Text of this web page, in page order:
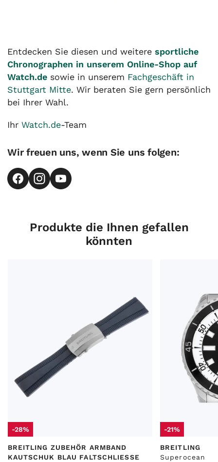
Entdecken Sie diesen und weitere sportliche
Chronographen in unserem Online-Shop auf
Watch.de sowie in unserem Fachgeschäft in
Stuttgart Mitte. Wir beraten Sie gern persönlich
bei Ihrer Wahl.
Ihr Watch.de-Team
Wir freuen uns, wenn Sie uns folgen:
Produkte die Ihnen gefallen
könnten
-28%
BREITLING ZUBEHÖR ARMBAND
KAUTSCHUK BLAU FALTSCHLIESSE
-21%
BREITLING
Superocean